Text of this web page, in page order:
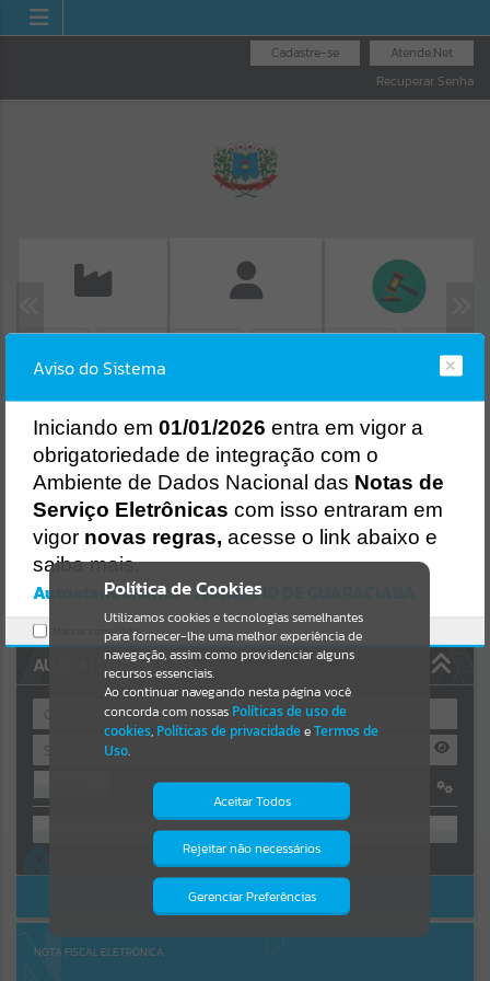
Atende.Net
Cadastre-se
Recuperar Senha
ISS/ALVARÁ
Resultados para""
Portais
Por favor, aguarde...
NOTÍCIAS
Por favor, aguarde...
Por favor, aguarde...
AUTOATENDIMENTO
OU
Cadastre-se|Recuperar Senha
ACESSAR SEM LOGIN
NOTA FISCAL ELETRÔNICA
Política de Cookies
Utilizamos cookies e tecnologias semelhantes
para fornecer-lhe uma melhor experiência de
navegação, assim como providenciar alguns
recursos essenciais.
Ao continuar navegando nesta página você
concorda com nossas Políticas de uso de
cookies, Políticas de privacidadeeTermos de
Uso.
Aceitar Todos
Rejeitar não necessários
Gerenciar Preferências
Isto significa que diversos recursos
providenciados poderão não estar
Aviso do Sistema
Iniciando em 01/01/2026 entra em vigor a
obrigatoriedade de integração com o
Ambiente de Dados Nacional das Notas de
Serviço Eletrônicas com isso entraram em
vigor novas regras, acesse o link abaixo e
saiba mais.
Autoatendimento - MUNICIPIO DE GUARACIABA
Marcar como lido.
Erro
SISTEMA
Gerenciamento do Sistema
CÓDIGO DA MENSAGEM:EST-000040
Ocorreu um erro de script:
Uncaught SyntaxError: Unexpected token '('
https://guaraciaba.atende.net/https:/guaraciaba.atende.net/cidadao/
pagina/termo-de-fomento-cdl-
2021/static/bundle/wpo_index_2_base_l2_portal_editores_sync_d9
fb77cfd5741fafc9972edc7a641fea.js?v=83d4f602:47
Verificar Mais Detalhes
OK